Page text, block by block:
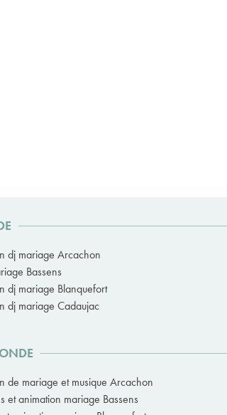
dj mariage Arcachon
Bassens
dj mariage Blanquefort
dj mariage Cadaujac
de mariage et musique Arcachon
et animation mariage Bassens